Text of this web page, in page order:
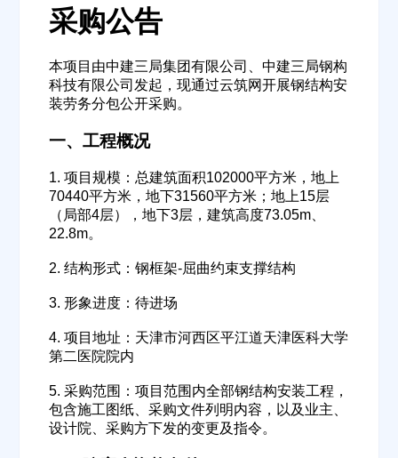
采购公告
本项目由中建三局集团有限公司、中建三局钢构
科技有限公司发起，现通过云筑网开展钢结构安
装劳务分包公开采购。
一、工程概况
1. 项目规模：总建筑面积102000平方米，地上
70440平方米，地下31560平方米；地上15层
（局部4层），地下3层，建筑高度73.05m、
22.8m。
2. 结构形式：钢框架-屈曲约束支撑结构
3. 形象进度：待进场
4. 项目地址：天津市河西区平江道天津医科大学
第二医院院内
5. 采购范围：项目范围内全部钢结构安装工程，
包含施工图纸、采购文件列明内容，以及业主、
设计院、采购方下发的变更及指令。